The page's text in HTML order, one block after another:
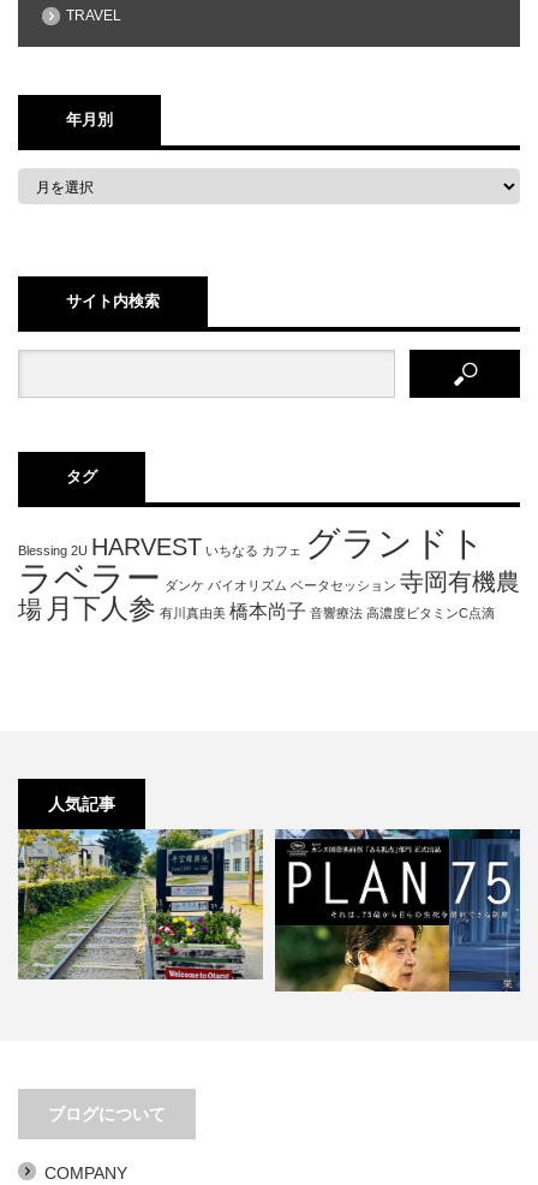
TRAVEL
年月別
サイト内検索
タグ
Blessing 2U HARVEST いちなる カフェ
グランドト
ラベラー ダンケ バイオリズム ベータセッション 寺岡有機農
場 月下人参 有川真由美 橋本尚子 音響療法 高濃度ビタミンC点滴
人気記事
ブログについて
COMPANY